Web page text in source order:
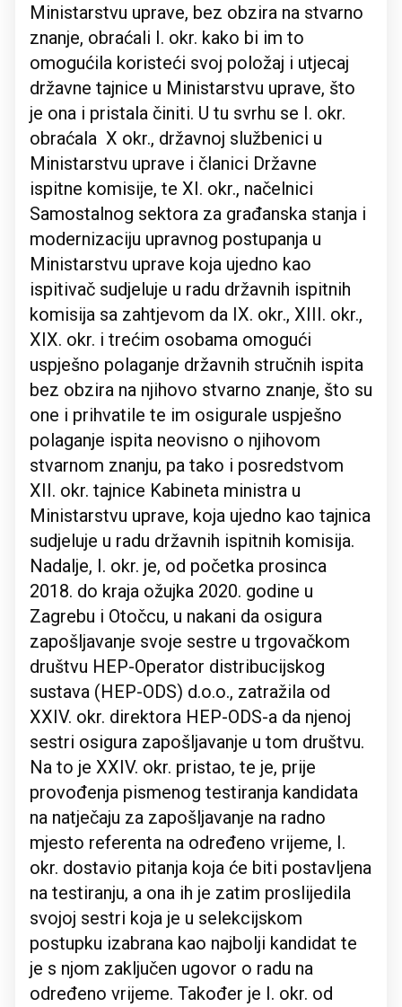
Ministarstvu uprave, bez obzira na stvarno
znanje, obraćali I. okr. kako bi im to
omogućila koristeći svoj položaj i utjecaj
državne tajnice u Ministarstvu uprave, što
je ona i pristala činiti. U tu svrhu se I. okr.
obraćala X okr., državnoj službenici u
Ministarstvu uprave i članici Državne
ispitne komisije, te XI. okr., načelnici
Samostalnog sektora za građanska stanja i
modernizaciju upravnog postupanja u
Ministarstvu uprave koja ujedno kao
ispitivač sudjeluje u radu državnih ispitnih
komisija sa zahtjevom da IX. okr., XIII. okr.,
XIX. okr. i trećim osobama omogući
uspješno polaganje državnih stručnih ispita
bez obzira na njihovo stvarno znanje, što su
one i prihvatile te im osigurale uspješno
polaganje ispita neovisno o njihovom
stvarnom znanju, pa tako i posredstvom
XII. okr. tajnice Kabineta ministra u
Ministarstvu uprave, koja ujedno kao tajnica
sudjeluje u radu državnih ispitnih komisija.
Nadalje, I. okr. je, od početka prosinca
2018. do kraja ožujka 2020. godine u
Zagrebu i Otočcu, u nakani da osigura
zapošljavanje svoje sestre u trgovačkom
društvu HEP-Operator distribucijskog
sustava (HEP-ODS) d.o.o., zatražila od
XXIV. okr. direktora HEP-ODS-a da njenoj
sestri osigura zapošljavanje u tom društvu.
Na to je XXIV. okr. pristao, te je, prije
provođenja pismenog testiranja kandidata
na natječaju za zapošljavanje na radno
mjesto referenta na određeno vrijeme, I.
okr. dostavio pitanja koja će biti postavljena
na testiranju, a ona ih je zatim proslijedila
svojoj sestri koja je u selekcijskom
postupku izabrana kao najbolji kandidat te
je s njom zaključen ugovor o radu na
određeno vrijeme. Također je I. okr. od